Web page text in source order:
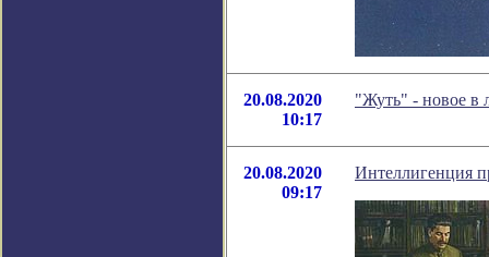
20.08.2020
10:17
"Жуть" - новое в
20.08.2020
09:17
Интеллигенция